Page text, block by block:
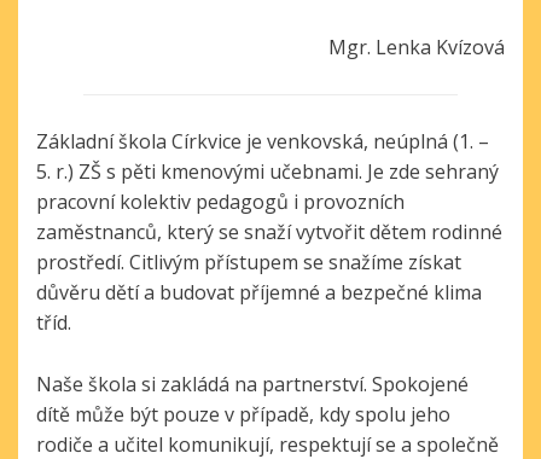
Mgr. Lenka Kvízová
Základní škola Církvice je venkovská, neúplná (1. –
5. r.) ZŠ s pěti kmenovými učebnami. Je zde sehraný
pracovní kolektiv pedagogů i provozních
zaměstnanců, který se snaží vytvořit dětem rodinné
prostředí. Citlivým přístupem se snažíme získat
důvěru dětí a budovat příjemné a bezpečné klima
tříd.
Naše škola si zakládá na partnerství. Spokojené
dítě může být pouze v případě, kdy spolu jeho
rodiče a učitel komunikují, respektují se a společně